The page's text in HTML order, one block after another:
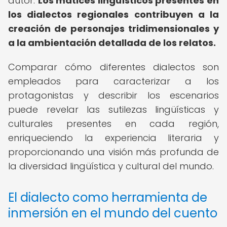
los dialectos regionales contribuyen a la
creación de personajes tridimensionales y
a la ambientación detallada de los relatos.
Comparar cómo diferentes dialectos son
empleados para caracterizar a los
protagonistas y describir los escenarios
puede revelar las sutilezas lingüísticas y
culturales presentes en cada región,
enriqueciendo la experiencia literaria y
proporcionando una visión más profunda de
la diversidad lingüística y cultural del mundo.
El dialecto como herramienta de
inmersión en el mundo del cuento